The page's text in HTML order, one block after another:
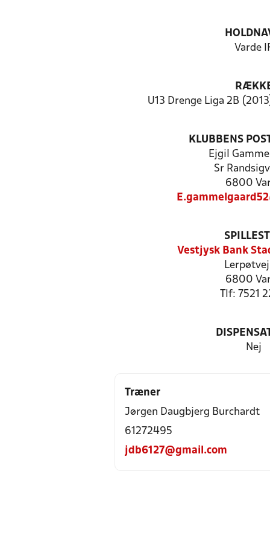
Varde
U13 Drenge Liga 2B
KLUBBENS
Ejgil
Sr
6800
Vestjysk Bank
6800
Tlf: 7521
Nej
Træner
Jørgen Daugbjerg Burchardt
61272495
jdb6127@gmail.com